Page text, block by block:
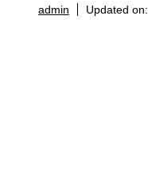
admin Updated on: